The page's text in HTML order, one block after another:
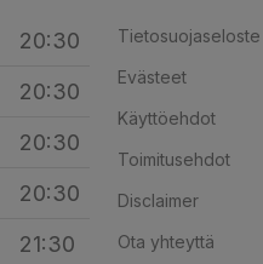
20:30
20:30
20:30
20:30
21:30
Tietosuojaseloste
Evästeet
Käyttöehdot
Toimitusehdot
Disclaimer
Ota yhteyttä